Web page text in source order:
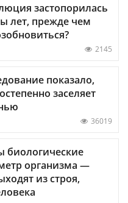
застопорилась
лет, прежде чем
2145
показало,
заселяет
36019
биологические
организма —
из строя,